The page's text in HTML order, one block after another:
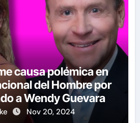
causa polémica en
del Hombre por
a Wendy Guevara
Nov 20, 2024